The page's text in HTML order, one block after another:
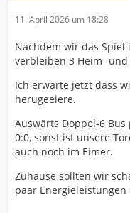
11. April 2026 um 18:28
Nachdem wir das
verbleiben 3 Heim-
Ich erwarte jetzt dass
herugeeiere.
Auswärts Doppel-6
0:0, sonst ist unsere
auch noch im Eimer.
Zuhause sollten wir
paar